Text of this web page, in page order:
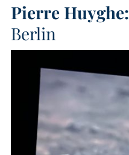
Pierre Huyghe:
Berlin